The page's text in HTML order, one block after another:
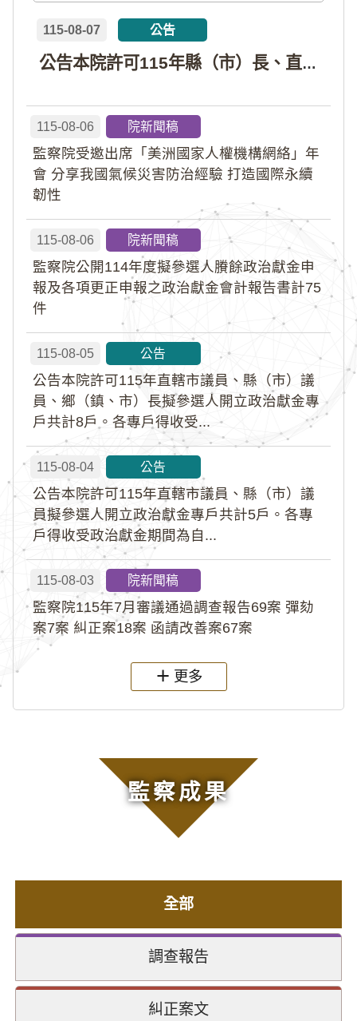
公告本院許可115年縣（市）長、直轄市議員、縣（市）議員擬參選人開立政治獻金專戶共計4戶。各專戶得收受政治獻金期間為自專戶許可設立日起至115年11月27日止，專戶名冊詳如附件。
115-08-07 公告
115-08-06 院新聞稿
監察院受邀出席「美洲國家人權機構網絡」年
會 分享我國氣候災害防治經驗 打造國際永續
韌性
115-08-06 院新聞稿
監察院公開114年度擬參選人賸餘政治獻金申
報及各項更正申報之政治獻金會計報告書計75
件
115-08-05 公告
公告本院許可115年直轄市議員、縣（市）議
員、鄉（鎮、市）長擬參選人開立政治獻金專
戶共計8戶。各專戶得收受...
115-08-04 公告
公告本院許可115年直轄市議員、縣（市）議
員擬參選人開立政治獻金專戶共計5戶。各專
戶得收受政治獻金期間為自...
115-08-03 院新聞稿
監察院115年7月審議通過調查報告69案 彈劾
案7案 糾正案18案 函請改善案67案
更多
監察成果
全部
調查報告
糾正案文